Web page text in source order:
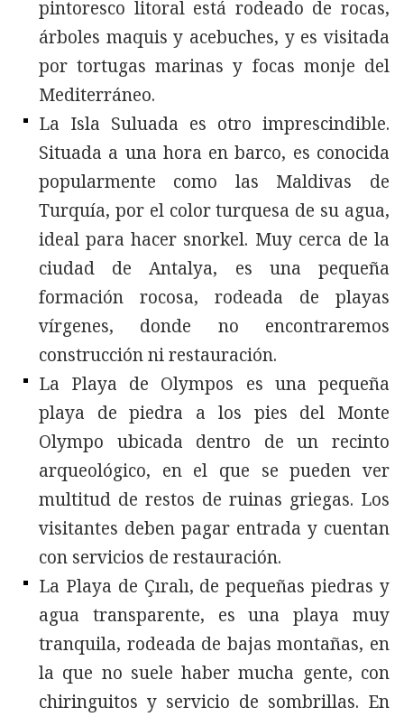
pintoresco litoral está rodeado de rocas,
árboles maquis y acebuches, y es visitada
por tortugas marinas y focas monje del
Mediterráneo.
La Isla Suluada es otro imprescindible.
Situada a una hora en barco, es conocida
popularmente como las Maldivas de
Turquía, por el color turquesa de su agua,
ideal para hacer snorkel. Muy cerca de la
ciudad de Antalya, es una pequeña
formación rocosa, rodeada de playas
vírgenes, donde no encontraremos
construcción ni restauración.
La Playa de Olympos es una pequeña
playa de piedra a los pies del Monte
Olympo ubicada dentro de un recinto
arqueológico, en el que se pueden ver
multitud de restos de ruinas griegas. Los
visitantes deben pagar entrada y cuentan
con servicios de restauración.
La Playa de Çıralı, de pequeñas piedras y
agua transparente, es una playa muy
tranquila, rodeada de bajas montañas, en
la que no suele haber mucha gente, con
chiringuitos y servicio de sombrillas. En